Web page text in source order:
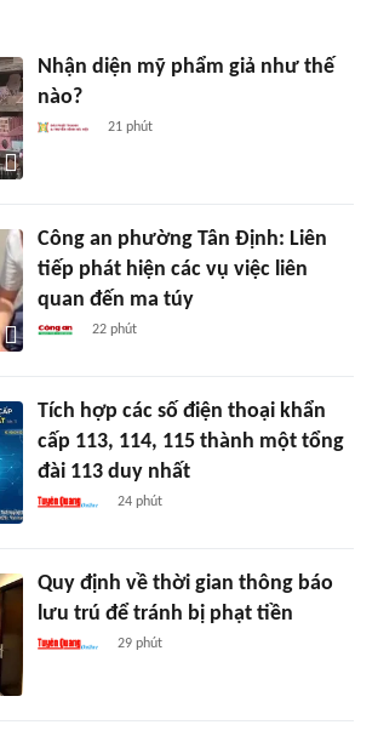
Nhận diện mỹ phẩm giả như thế
nào?
21 phút
Công an phường Tân Định: Liên
tiếp phát hiện các vụ việc liên
quan đến ma túy
22 phút
Tích hợp các số điện thoại khẩn
cấp 113, 114, 115 thành một tổng
đài 113 duy nhất
24 phút
Quy định về thời gian thông báo
lưu trú để tránh bị phạt tiền
29 phút